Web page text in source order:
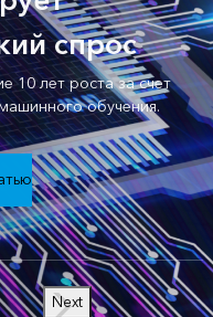
спрос
10 лет роста за счет
обучения.
Next